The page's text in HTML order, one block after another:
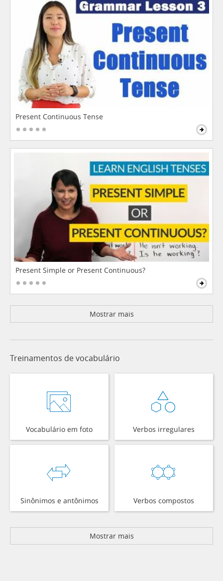
Present Continuous Tense
Present Simple or Present Continuous?
Mostrar mais
Treinamentos de vocabulário
Vocabulário em foto Verbos irregulares
Sinônimos e antônimos Verbos compostos
Mostrar mais